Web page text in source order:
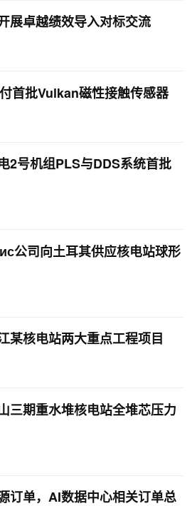
展卓越绩效导入对标交流
首批Vulkan磁性接触传感器
2号机组PLS与DDS系统首批
公司向土耳其供应核电站球形
某核电站两大重点工程项目
三期重水堆核电站全堆芯压力
订单，AI数据中心相关订单总